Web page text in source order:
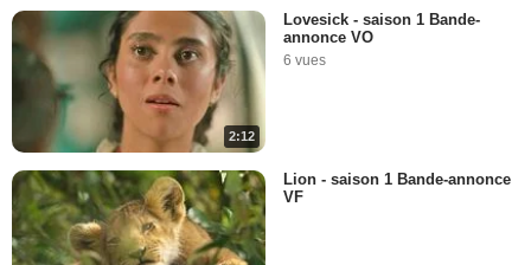
2:12
Lovesick - saison 1 Bande-
annonce VO
6 vues
Lion - saison 1 Bande-annonce
VF